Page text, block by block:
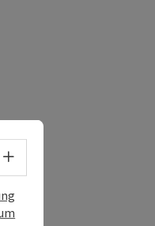
Sprachwahl - Menü öffnen